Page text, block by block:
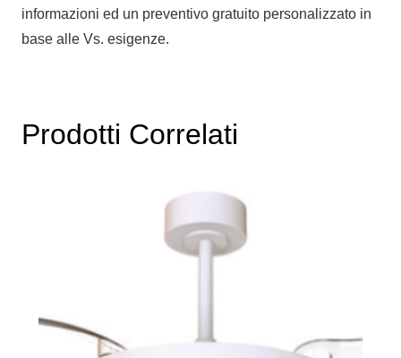
informazioni ed un preventivo gratuito personalizzato in
base alle Vs. esigenze.
Prodotti Correlati